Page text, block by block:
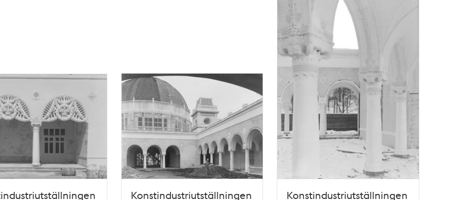
Konstindustriutställningen
Konstindustriutställningen